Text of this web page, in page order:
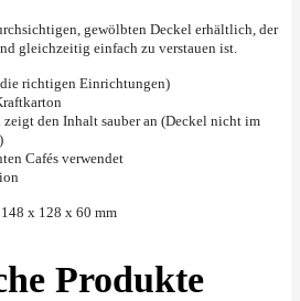
gewölbten Deckel erhältlich, der
gleichzeitig einfach zu verstauen ist.
richtigen Einrichtungen)
zeigt den Inhalt sauber an (Deckel nicht im
Cafés verwendet
x 128 x 60 mm
Produkte